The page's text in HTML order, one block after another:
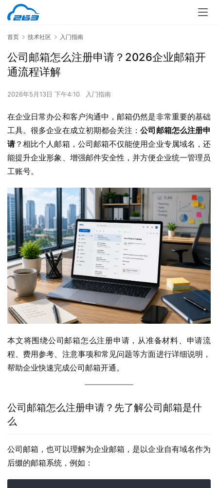
首页 技术社区 入门指南
公司邮箱怎么注册申请？2026企业邮箱开
通流程详解
2026年5月13日 下午4:10 入门指南
在企业日常办公和客户沟通中，邮箱仍然是非常重要的基础
工具。很多企业在成立初期都会关注：公司邮箱怎么注册申
请？相比个人邮箱，公司邮箱不仅能使用企业专属域名，还
能提升企业形象、增强邮件安全性，并方便企业统一管理员
工账号。
本文将围绕公司邮箱怎么注册申请，从准备材料、申请流
程、费用参考、注意事项和常见问题等方面进行详细说明，
帮助企业快速完成公司邮箱开通。
公司邮箱怎么注册申请？先了解公司邮箱是什
么
公司邮箱，也可以理解为企业邮箱，是以企业自有域名作为
后缀的邮箱系统，例如：